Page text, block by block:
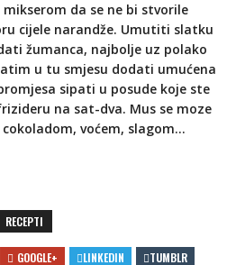
da se ne bi stvorile
cijele narandže. Umutiti slatku
žumanca, najbolje uz polako
u tu smjesu dodati umućena
sipati u posude koje ste
na sat-dva. Mus se moze
voćem, slagom…
RECEPTI
GOOGLE+ LINKEDIN
TUMBLR